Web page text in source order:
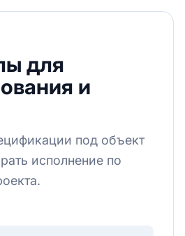
для
и
под объект
исполнение по